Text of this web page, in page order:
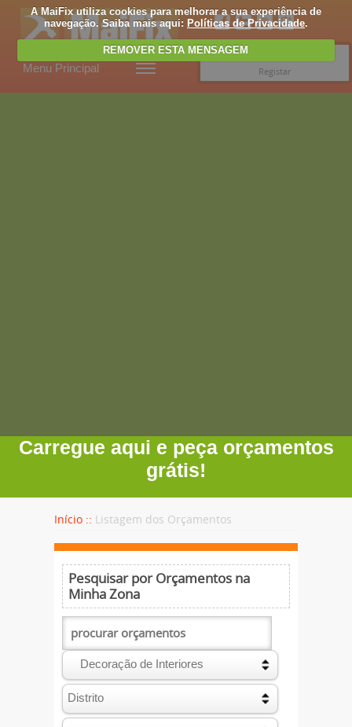
A MaiFix utiliza cookies para melhorar a sua experiência de
navegação. Saiba mais aqui: Políticas de Privacidade.
REMOVER ESTA MENSAGEM
Menu Principal
Registar
Carregue aqui e peça orçamentos
grátis!
Início :: Listagem dos Orçamentos
Pesquisar por Orçamentos na
Minha Zona